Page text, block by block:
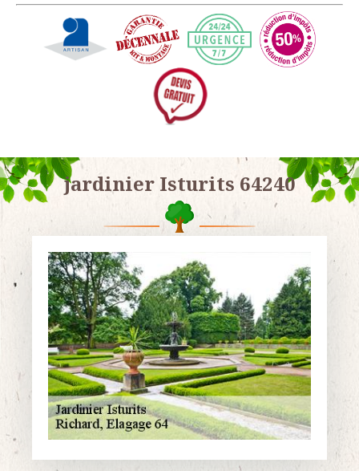
jardinier Isturits 64240